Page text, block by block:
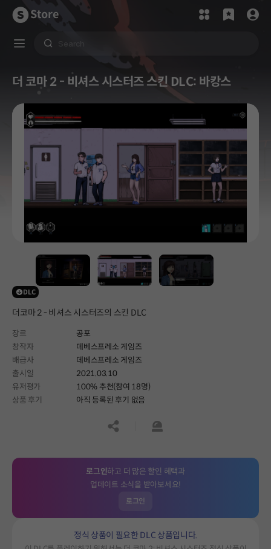
Store
더 코마 2 - 비셔스 시스터즈 스킨 DLC: 바캉스
DLC
더코마 2 - 비셔스 시스터즈의 스킨 DLC
장르
공포
창작자
데베스프레소 게임즈
배급사
데베스프레소 게임즈
출시일
2021.03.10
유저평가
100% 추천(참여 18명)
상품 후기
아직 등록된 후기 없음
공유하기신고하기
로그인하고 더 많은 할인 혜택과
업데이트 소식을 받아보세요!
로그인
정식 상품이 필요한 DLC 상품입니다.